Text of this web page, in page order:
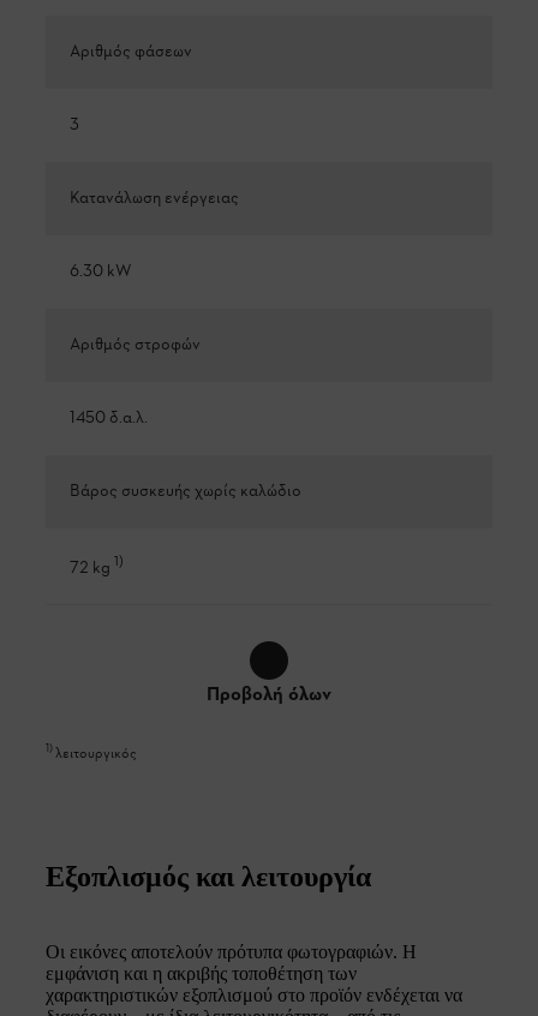
Αριθμός φάσεων
3
Κατανάλωση ενέργειας
6.30 kW
Αριθμός στροφών
1450 δ.α.λ.
Βάρος συσκευής χωρίς καλώδιο
72 kg 1)
Προβολή όλων
1)λειτουργικός
Εξοπλισμός και λειτουργία
Οι εικόνες αποτελούν πρότυπα φωτογραφιών. Η
εμφάνιση και η ακριβής τοποθέτηση των
χαρακτηριστικών εξοπλισμού στο προϊόν ενδέχεται να